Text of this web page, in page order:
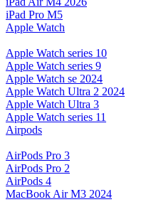
iPad Pro M5
Apple Watch
Apple Watch series 10
Apple Watch series 9
Apple Watch se 2024
Apple Watch Ultra 2 2024
Apple Watch Ultra 3
Apple Watch series 11
Airpods
AirPods Pro 3
AirPods Pro 2
AirPods 4
MacBook Air M3 2024